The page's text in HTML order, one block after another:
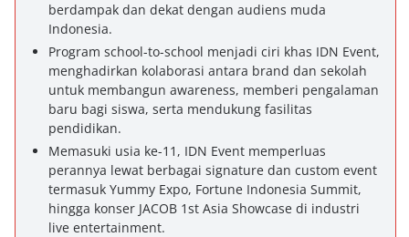
berdampak dan dekat dengan audiens muda
Indonesia.
Program school-to-school menjadi ciri khas IDN Event,
menghadirkan kolaborasi antara brand dan sekolah
untuk membangun awareness, memberi pengalaman
baru bagi siswa, serta mendukung fasilitas
pendidikan.
Memasuki usia ke-11, IDN Event memperluas
perannya lewat berbagai signature dan custom event
termasuk Yummy Expo, Fortune Indonesia Summit,
hingga konser JACOB 1st Asia Showcase di industri
live entertainment.